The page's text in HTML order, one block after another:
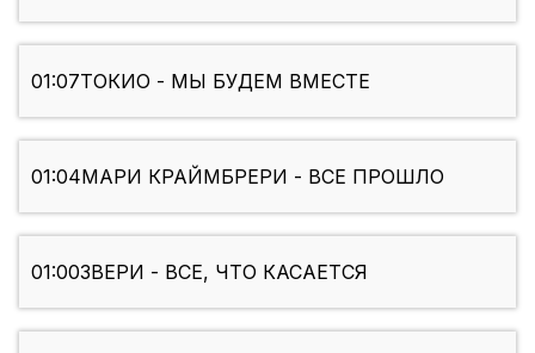
01:07ТОКИО - МЫ БУДЕМ ВМЕСТЕ
01:04МАРИ КРАЙМБРЕРИ - ВСЕ ПРОШЛО
01:00ЗВЕРИ - ВСЕ, ЧТО КАСАЕТСЯ